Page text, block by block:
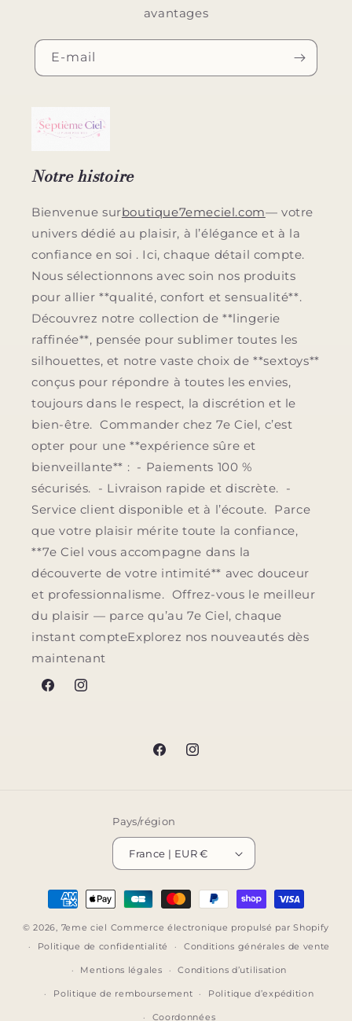
avantages
E-mail
Notre histoire
Bienvenue surboutique7emeciel.com— votre
univers dédié au plaisir, à l’élégance et à la
confiance en soi . Ici, chaque détail compte.
Nous sélectionnons avec soin nos produits
pour allier **qualité, confort et sensualité**.
Découvrez notre collection de **lingerie
raffinée**, pensée pour sublimer toutes les
silhouettes, et notre vaste choix de **sextoys**
conçus pour répondre à toutes les envies,
toujours dans le respect, la discrétion et le
bien-être. Commander chez 7e Ciel, c’est
opter pour une **expérience sûre et
bienveillante** : - Paiements 100 %
sécurisés. - Livraison rapide et discrète. -
Service client disponible et à l’écoute. Parce
que votre plaisir mérite toute la confiance,
**7e Ciel vous accompagne dans la
découverte de votre intimité** avec douceur
et professionnalisme. Offrez-vous le meilleur
du plaisir — parce qu’au 7e Ciel, chaque
instant compteExplorez nos nouveautés dès
maintenant
FacebookInstagram
FacebookInstagram
Pays/région
France | EUR €
Moyens
de
paiement
© 2026, 7eme ciel Commerce électronique propulsé par Shopify
Politique de confidentialité
Conditions générales de vente
Mentions légales Conditions d’utilisation
Politique de remboursement Politique d’expédition
Coordonnées